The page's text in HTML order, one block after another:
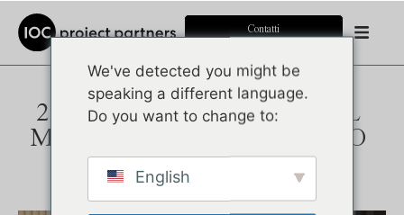
Contatti
2022 SALONE DEL
MOBILE - MILANO
Pubblicato il: 23 giugno 2022
We've detected you might be
speaking a different language.
Do you want to change to:
English